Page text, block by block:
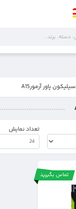
سیلیکون پاور آرمورA15
تعداد نمایش
تماس بگیرید